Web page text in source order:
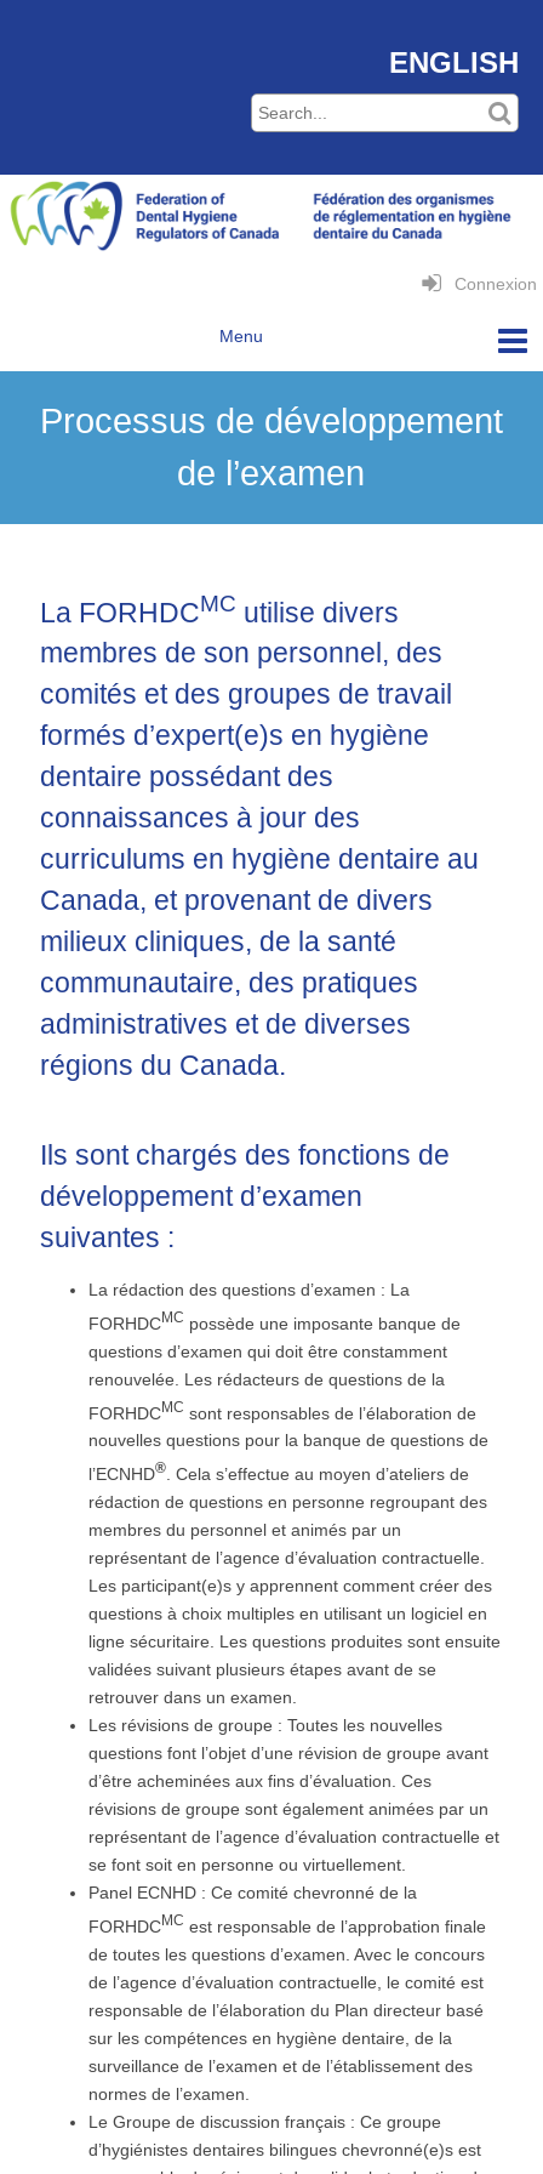
ENGLISH
Connexion
Processus de développement
de l’examen
La FORHDCMC utilise divers
membres de son personnel, des
comités et des groupes de travail
formés d’expert(e)s en hygiène
dentaire possédant des
connaissances à jour des
curriculums en hygiène dentaire au
Canada, et provenant de divers
milieux cliniques, de la santé
communautaire, des pratiques
administratives et de diverses
régions du Canada.
Ils sont chargés des fonctions de
développement d’examen
suivantes :
La rédaction des questions d’examen : La
FORHDCMC possède une imposante banque de
questions d’examen qui doit être constamment
renouvelée. Les rédacteurs de questions de la
FORHDCMC sont responsables de l’élaboration de
nouvelles questions pour la banque de questions de
l’ECNHD® . Cela s’effectue au moyen d’ateliers de
rédaction de questions en personne regroupant des
membres du personnel et animés par un
représentant de l’agence d’évaluation contractuelle.
Les participant(e)s y apprennent comment créer des
questions à choix multiples en utilisant un logiciel en
ligne sécuritaire. Les questions produites sont ensuite
validées suivant plusieurs étapes avant de se
retrouver dans un examen.
Les révisions de groupe : Toutes les nouvelles
questions font l’objet d’une révision de groupe avant
d’être acheminées aux fins d’évaluation. Ces
révisions de groupe sont également animées par un
représentant de l’agence d’évaluation contractuelle et
se font soit en personne ou virtuellement.
Panel ECNHD : Ce comité chevronné de la
FORHDCMC est responsable de l’approbation finale
de toutes les questions d’examen. Avec le concours
de l’agence d’évaluation contractuelle, le comité est
responsable de l’élaboration du Plan directeur basé
sur les compétences en hygiène dentaire, de la
surveillance de l’examen et de l’établissement des
normes de l’examen.
Le Groupe de discussion français : Ce groupe
d’hygiénistes dentaires bilingues chevronné(e)s est